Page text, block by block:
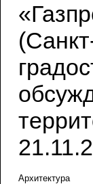
Архитектура